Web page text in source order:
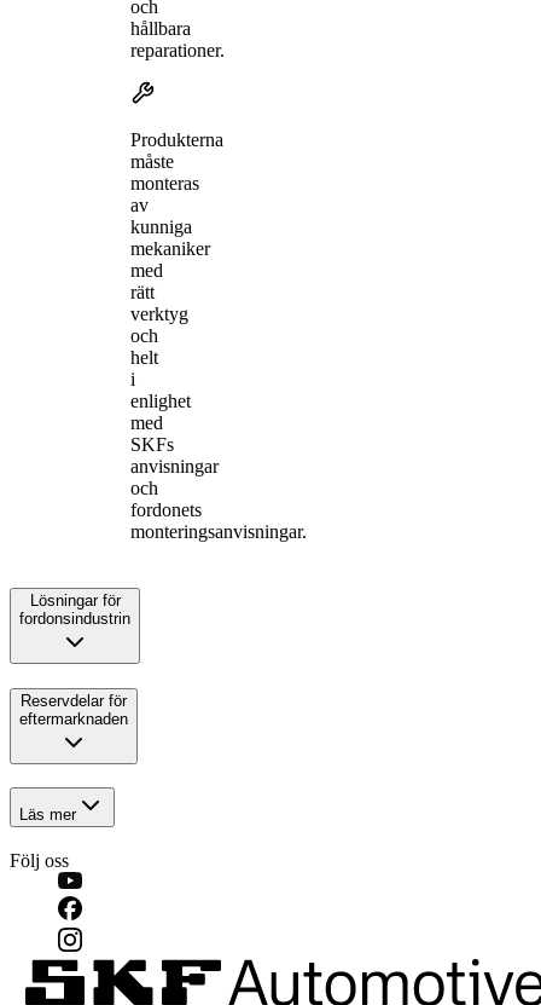
och
hållbara
reparationer.
Produkterna
måste
monteras
av
kunniga
mekaniker
med
rätt
verktyg
och
helt
i
enlighet
med
SKFs
anvisningar
och
fordonets
monteringsanvisningar.
Lösningar för
fordonsindustrin
Reservdelar för
eftermarknaden
Läs mer
Följ oss